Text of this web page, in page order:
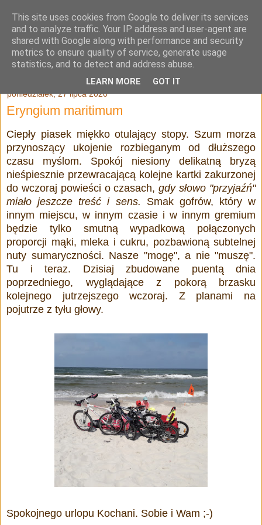
Julia Adamowska
poniedziałek, 27 lipca 2020
Eryngium maritimum
Ciepły piasek miękko otulający stopy. Szum morza
przynoszący ukojenie rozbieganym od dłuższego
czasu myślom. Spokój niesiony delikatną bryzą
nieśpiesznie przewracającą kolejne kartki zakurzonej
do wczoraj powieści o czasach,gdy słowo "przyjaźń"
miało jeszcze treść i sens. Smak gofrów, który w
innym miejscu, w innym czasie i w innym gremium
będzie tylko smutną wypadkową połączonych
proporcji mąki, mleka i cukru, pozbawioną subtelnej
nuty sumaryczności. Nasze "mogę", a nie "muszę".
Tu i teraz. Dzisiaj zbudowane puentą dnia
poprzedniego, wyglądające z pokorą brzasku
kolejnego jutrzejszego wczoraj. Z planami na
pojutrze z tyłu głowy.
Spokojnego urlopu Kochani. Sobie i Wam ;-)
This site uses cookies from Google to deliver its services
and to analyze traffic. Your IP address and user-agent are
shared with Google along with performance and security
metrics to ensure quality of service, generate usage
statistics, and to detect and address abuse.
LEARN MORE GOT IT